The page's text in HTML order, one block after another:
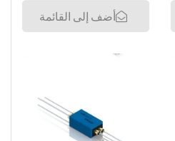
أضف إلى القائمة